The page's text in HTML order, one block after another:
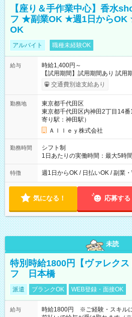
【座り＆手作業中心】香水
フ ★副業OK ★週1日からOK
OK
アルバイト 職種未経験OK
給与
時給1,400円～
【試用期間】試用期間あり 試用
給与は本採用時と同じです。
交通費別途支給あり
勤務地
東京都千代田区
東京都千代田区内神田2丁目14
寄り駅：神田駅）
Ａｌｌｅｙ株式会社
勤務時間
シフト制
1日あたりの実働時間：最大5時
実働時間：1-5時間 └上記の時間
能！ └平日・土曜日の中で、お
18:00 などのように、自由な
特徴 週1日からOK / 日払いOK / 副業
気になる！ 応募する
未読
特別時給1800円【ヴァレク
フ 日本橋
派遣 ブランクOK WEB登録・面接OK
給与
時給1800円 ※ご経験・スキル